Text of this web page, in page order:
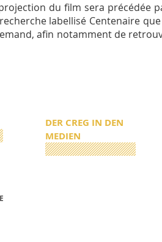
du film sera précédée
labellisé Centenaire
afin notamment de
DER CREG IN DEN
MEDIEN